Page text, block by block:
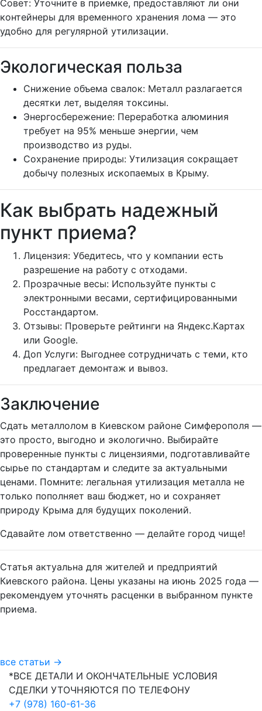
Совет: Уточните в приемке, предоставляют ли они
контейнеры для временного хранения лома — это
удобно для регулярной утилизации.
Экологическая польза
Снижение объема свалок: Металл разлагается
десятки лет, выделяя токсины.
Энергосбережение: Переработка алюминия
требует на 95% меньше энергии, чем
производство из руды.
Сохранение природы: Утилизация сокращает
добычу полезных ископаемых в Крыму.
Как выбрать надежный
пункт приема?
Лицензия: Убедитесь, что у компании есть
разрешение на работу с отходами.
Прозрачные весы: Используйте пункты с
электронными весами, сертифицированными
Росстандартом.
Отзывы: Проверьте рейтинги на Яндекс.Картах
или Google.
Доп Услуги: Выгоднее сотрудничать с теми, кто
предлагает демонтаж и вывоз.
Заключение
Сдать металлолом в Киевском районе Симферополя —
это просто, выгодно и экологично. Выбирайте
проверенные пункты с лицензиями, подготавливайте
сырье по стандартам и следите за актуальными
ценами. Помните: легальная утилизация металла не
только пополняет ваш бюджет, но и сохраняет
природу Крыма для будущих поколений.
Сдавайте лом ответственно — делайте город чище!
Статья актуальна для жителей и предприятий
Киевского района. Цены указаны на июнь 2025 года —
рекомендуем уточнять расценки в выбранном пункте
приема.
все статьи →
*ВСЕ ДЕТАЛИ И ОКОНЧАТЕЛЬНЫЕ УСЛОВИЯ
СДЕЛКИ УТОЧНЯЮТСЯ ПО ТЕЛЕФОНУ
+7 (978) 160-61-36